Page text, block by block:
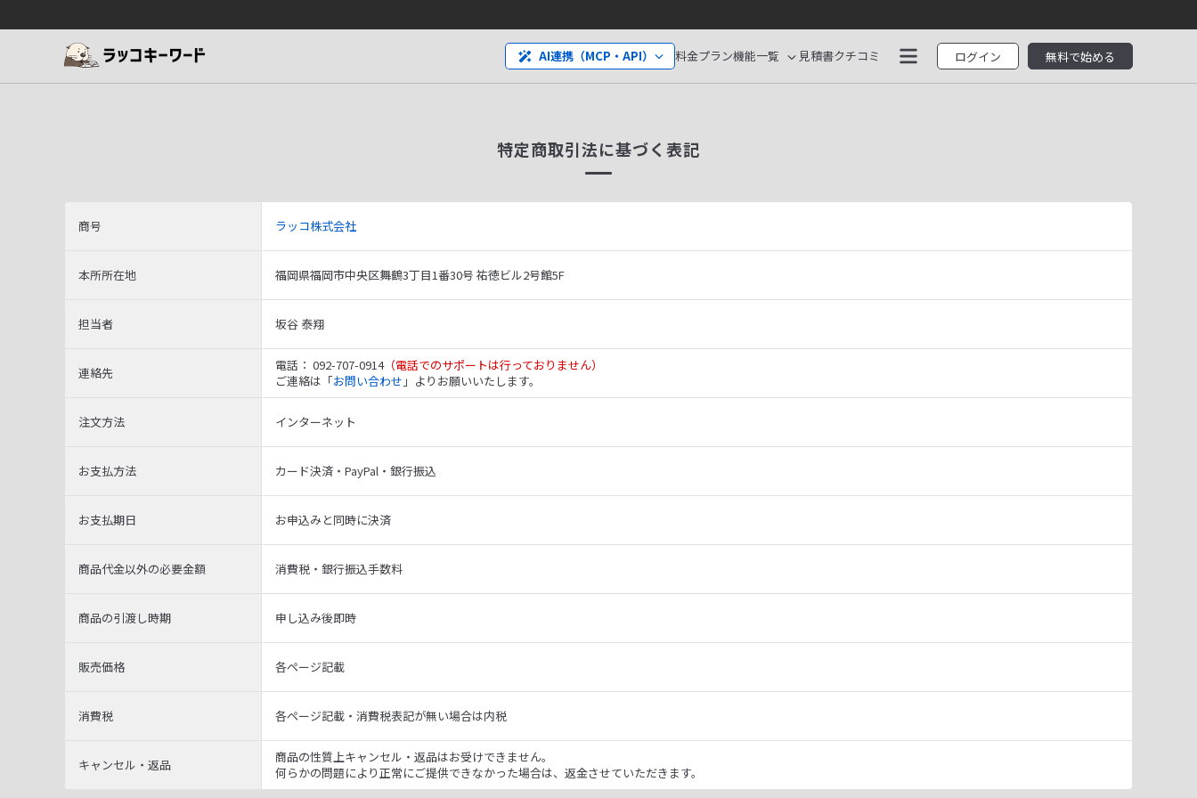
料金プラン機能一覧
AI連携（MCP・API） 見積書クチコミ ログイン 無料で始める
特定商取引法に基づく表記
商号 ラッコ株式会社
本所所在地 福岡県福岡市中央区舞鶴3丁目1番30号 祐徳ビル2号館5F
担当者 坂谷 泰翔
連絡先 電話： 092-707-0914（電話でのサポートは行っておりません）
ご連絡は「お問い合わせ 」よりお願いいたします。
注文方法 インターネット
お支払方法 カード決済・PayPal・銀行振込
お支払期日 お申込みと同時に決済
商品代金以外の必要金額 消費税・銀行振込手数料
商品の引渡し時期 申し込み後即時
販売価格 各ページ記載
消費税 各ページ記載・消費税表記が無い場合は内税
キャンセル・返品
商品の性質上キャンセル・返品はお受けできません。
何らかの問題により正常にご提供できなかった場合は、返金させていただきます。